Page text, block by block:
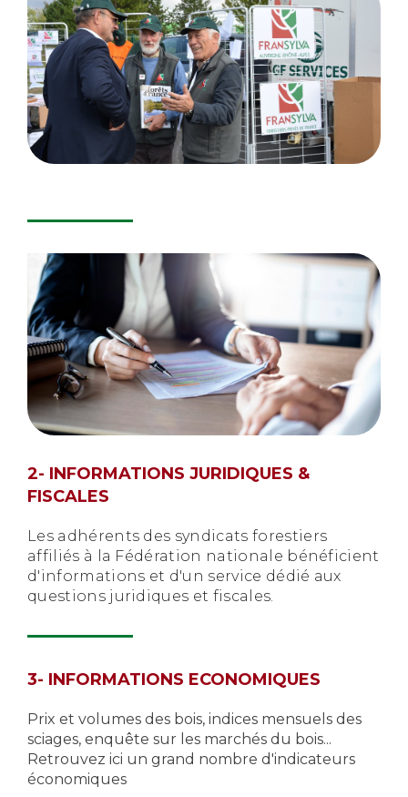
2- INFORMATIONS JURIDIQUES &
FISCALES
Les adhérents des syndicats forestiers
affiliés à la Fédération nationale bénéficient
d'informations et d'un service dédié aux
questions juridiques et fiscales.
3- INFORMATIONS ECONOMIQUES
Prix et volumes des bois, indices mensuels des
sciages, enquête sur les marchés du bois...
Retrouvez ici un grand nombre d'indicateurs
économiques